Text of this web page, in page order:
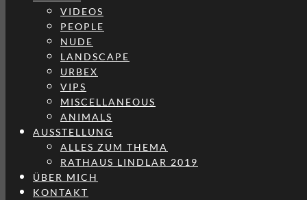
VIDEOS
PEOPLE
NUDE
LANDSCAPE
URBEX
VIPS
MISCELLANEOUS
ANIMALS
AUSSTELLUNG
ALLES ZUM THEMA
RATHAUS LINDLAR 2019
ÜBER MICH
KONTAKT